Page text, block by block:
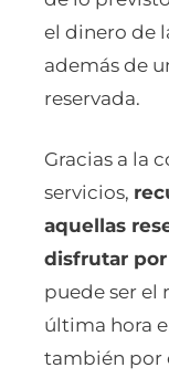
el dinero de
además de
reservada.
Gracias a la
servicios,
aquellas
disfrutar
puede ser el
última hora
también por